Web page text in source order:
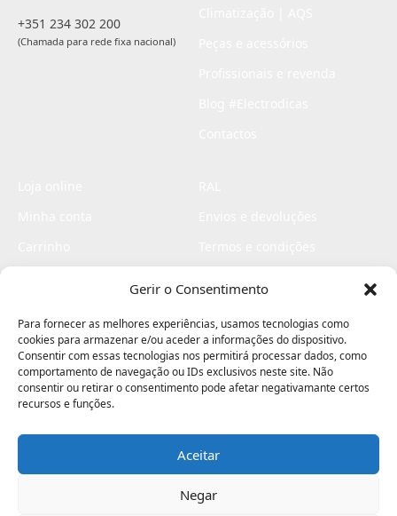
Gerir o Consentimento
Para fornecer as melhores experiências, usamos tecnologias como
cookies para armazenar e/ou aceder a informações do dispositivo.
Consentir com essas tecnologias nos permitirá processar dados, como
comportamento de navegação ou IDs exclusivos neste site. Não
consentir ou retirar o consentimento pode afetar negativamante certos
recursos e funções.
Aceitar
Negar
+351 234 302 200
(Chamada para rede fixa nacional)
Livro de elogios
Electromaquinas ©2026
contágio - agência criativa